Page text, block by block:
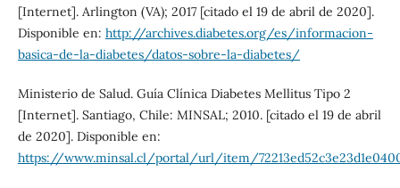
[Internet]. Arlington (VA); 2017 [citado el 19 de abril de 2020].
Disponible en: http://archives.diabetes.org/es/informacion-
basica-de-la-diabetes/datos-sobre-la-diabetes/
Ministerio de Salud. Guía Clínica Diabetes Mellitus Tipo 2
[Internet]. Santiago, Chile: MINSAL; 2010. [citado el 19 de abril
de 2020]. Disponible en:
https://www.minsal.cl/portal/url/item/